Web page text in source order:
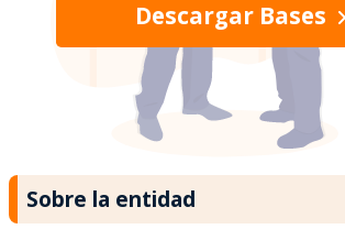
Descargar Bases
Sobre la entidad